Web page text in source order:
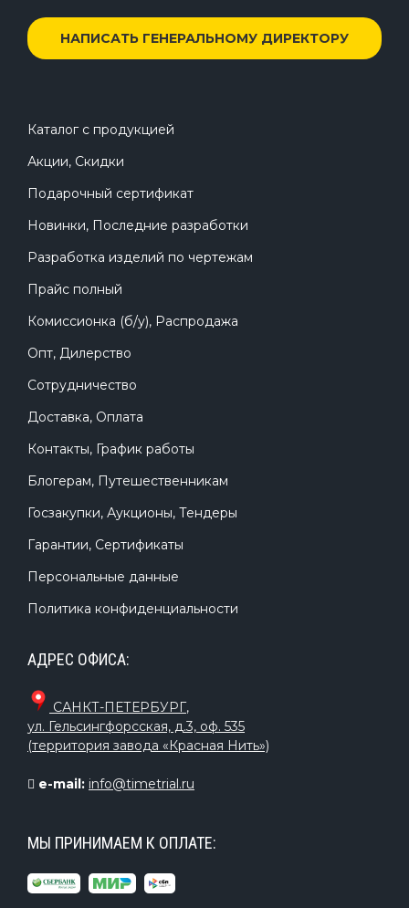
НАПИСАТЬ ГЕНЕРАЛЬНОМУ ДИРЕКТОРУ
Каталог с продукцией
Акции, Скидки
Подарочный сертификат
Новинки, Последние разработки
Разработка изделий по чертежам
Прайс полный
Комиссионка (б/у), Распродажа
Опт, Дилерство
Сотрудничество
Доставка, Оплата
Контакты, График работы
Блогерам, Путешественникам
Госзакупки, Аукционы, Тендеры
Гарантии, Сертификаты
Персональные данные
Политика конфиденциальности
АДРЕС ОФИСА:
САНКТ-ПЕТЕРБУРГ,
ул. Гельсингфорсская, д.3, оф. 535
(территория завода «Красная Нить»)
e-mail: info@timetrial.ru
МЫ ПРИНИМАЕМ К ОПЛАТЕ: